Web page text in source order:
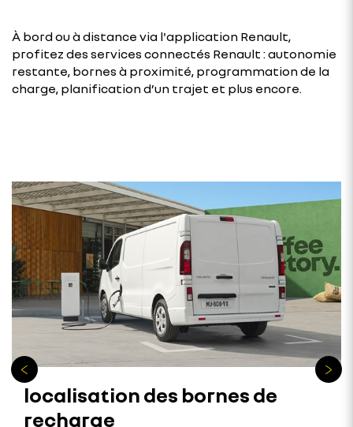
À bord ou à distance via l'application Renault,
profitez des services connectés Renault : autonomie
restante, bornes à proximité, programmation de la
charge, planification d’un trajet et plus encore.
localisation des bornes de
recharge